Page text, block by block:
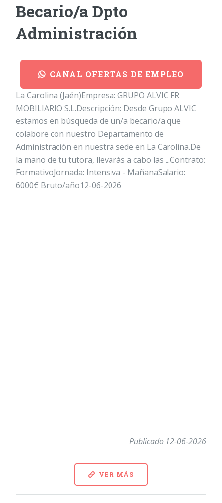
Becario/a Dpto
Administración
CANAL OFERTAS DE EMPLEO
La Carolina (Jaén)Empresa: GRUPO ALVIC FR
MOBILIARIO S.L.Descripción: Desde Grupo ALVIC
estamos en búsqueda de un/a becario/a que
colabore con nuestro Departamento de
Administración en nuestra sede en La Carolina.De
la mano de tu tutora, llevarás a cabo las ...Contrato:
FormativoJornada: Intensiva - MañanaSalario:
6000€ Bruto/año12-06-2026
Publicado 12-06-2026
VER MÁS